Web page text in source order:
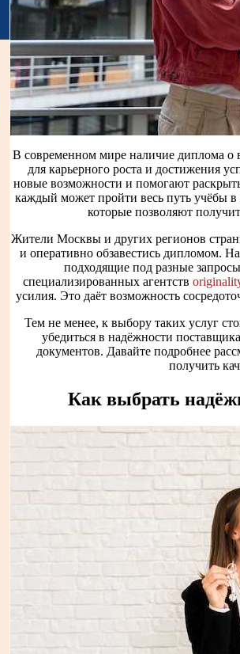
В современном мире наличие диплома о
для карьерного роста и достижения
новые возможности и помогают
каждый может пройти весь путь учёбы в
которые позволяют
Жители Москвы и других регионов
и оперативно обзавестись дипломом.
подходящие под разные
специализированных агентств
усилия. Это даёт возможность
Тем не менее, к выбору таких услуг
убедиться в надёжности
документов. Давайте подробнее
получить
Как выбрать